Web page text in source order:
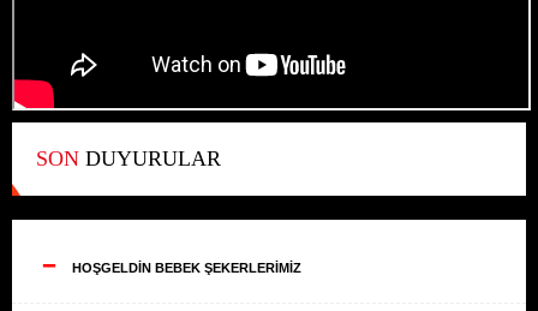
SON DUYURULAR
-- HOŞGELDİN BEBEK ŞEKERLERİMİZ